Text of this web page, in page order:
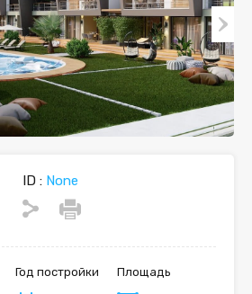
ID : None
Год постройки Площадь